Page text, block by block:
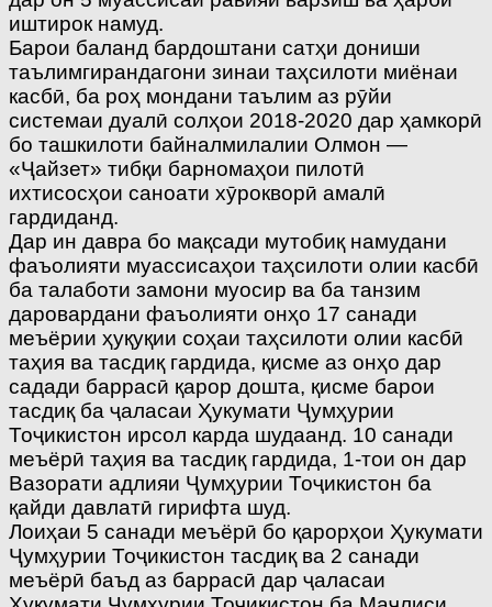
иштирок намуд.
Барои баланд бардоштани сатҳи дониши
таълимгирандагони зинаи таҳсилоти миёнаи
касбӣ, ба роҳ мондани таълим аз рӯйи
системаи дуалӣ солҳои 2018-2020 дар ҳамкорӣ
бо ташкилоти байналмилалии Олмон —
«Ҷайзет» тибқи барномаҳои пилотӣ
ихтисосҳои саноати хӯрокворӣ амалӣ
гардиданд.
Дар ин давра бо мақсади мутобиқ намудани
фаъолияти муассисаҳои таҳсилоти олии касбӣ
ба талаботи замони муосир ва ба танзим
даровардани фаъолияти онҳо 17 санади
меъёрии ҳуқуқии соҳаи таҳсилоти олии касбӣ
таҳия ва тасдиқ гардида, қисме аз онҳо дар
садади баррасӣ қарор дошта, қисме барои
тасдиқ ба ҷаласаи Ҳукумати Ҷумҳурии
Тоҷикистон ирсол карда шудаанд. 10 санади
меъёрӣ таҳия ва тасдиқ гардида, 1-тои он дар
Вазорати адлияи Ҷумҳурии Тоҷикистон ба
қайди давлатӣ гирифта шуд.
Лоиҳаи 5 санади меъёрӣ бо қарорҳои Ҳукумати
Ҷумҳурии Тоҷикистон тасдиқ ва 2 санади
меъёрӣ баъд аз баррасӣ дар ҷаласаи